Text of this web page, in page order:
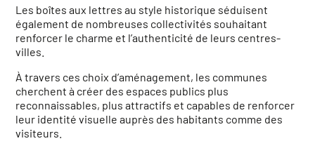
Les boîtes aux lettres au style historique séduisent
également de nombreuses collectivités souhaitant
renforcer le charme et l’authenticité de leurs centres-
villes.
À travers ces choix d’aménagement, les communes
cherchent à créer des espaces publics plus
reconnaissables, plus attractifs et capables de renforcer
leur identité visuelle auprès des habitants comme des
visiteurs.